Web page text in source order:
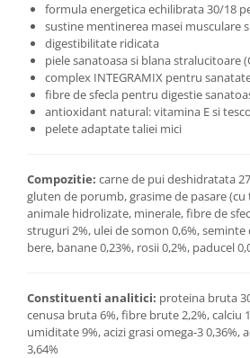
formula energetica echilibrata 30/18
sustine mentinerea masei musculare
digestibilitate ridicata
piele sanatoasa si blana stralucitoare
complex INTEGRAMIX pentru
fibre de sfecla pentru digestie
antioxidant natural: vitamina E si
pelete adaptate taliei mici
Compozitie: carne de pui deshidratata
gluten de porumb, grasime de pasare
animale hidrolizate, minerale, fibre de
struguri 2%, ulei de somon 0,6%, seminte
bere, banane 0,23%, rosii 0,2%, paducel
Constituenti analitici: proteina bruta
cenusa bruta 6%, fibre brute 2,2%, calciu
umiditate 9%, acizi grasi omega-3 0,36%,
3,64%